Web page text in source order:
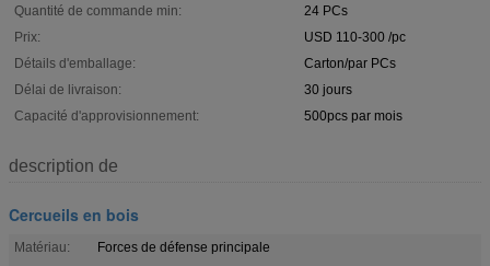
Quantité de commande min:
24 PCs
Prix:
USD 110-300 /pc
Détails d'emballage:
Carton/par PCs
Délai de livraison:
30 jours
Capacité d'approvisionnement:
500pcs par mois
description de
Cercueils en bois
Matériau:
Forces de défense principale